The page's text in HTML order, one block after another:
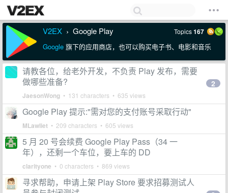
V2EX › Google Play Topics167
Google 旗下的应用商店，也可以购买电子书、电影和音乐
请教各位，给老外开发，不负责 Play 发布，需要
做哪些准备?
JaesonWong • 131 characters • 635 views
2
Google Play 提示:"需对您的支付账号采取行动"
MLawliet • 209 characters • 605 views
5 月 20 号会续费 Google Play Pass（34 一
年），还剩一个车位，要上车的 DD
clarityone • 0 characters • 869 views
寻求帮助，申请上架 Play Store 要求招募测试人